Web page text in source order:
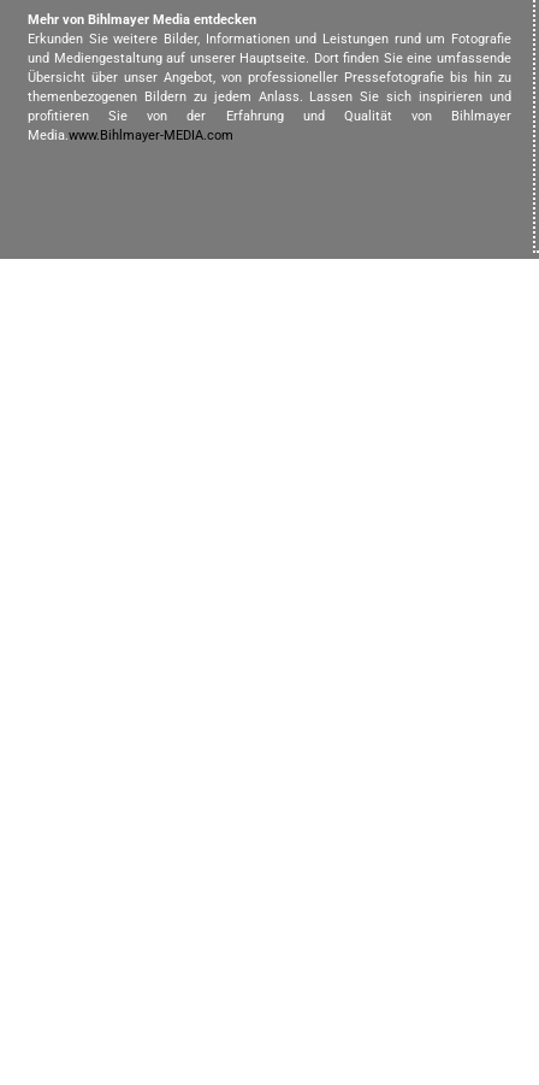
Mehr von Bihlmayer Media entdecken
Erkunden Sie weitere Bilder, Informationen und Leistungen rund um Fotografie
und Mediengestaltung auf unserer Hauptseite. Dort finden Sie eine umfassende
Übersicht über unser Angebot, von professioneller Pressefotografie bis hin zu
themenbezogenen Bildern zu jedem Anlass. Lassen Sie sich inspirieren und
profitieren Sie von der Erfahrung und Qualität von Bihlmayer
Media.www.Bihlmayer-MEDIA.com